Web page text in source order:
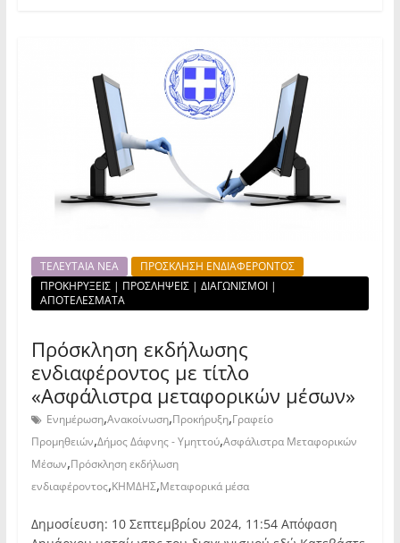
ΤΕΛΕΥΤΑΙΑ ΝΕΑ
ΠΡΟΣΚΛΗΣΗ ΕΝΔΙΑΦΕΡΟΝΤΟΣ
ΠΡΟΚΗΡΥΞΕΙΣ | ΠΡΟΣΛΗΨΕΙΣ | ΔΙΑΓΩΝΙΣΜΟΙ |
ΑΠΟΤΕΛΕΣΜΑΤΑ
Πρόσκληση εκδήλωσης
ενδιαφέροντος με τίτλο
«Ασφάλιστρα μεταφορικών μέσων»
Ενημέρωση,Ανακοίνωση,Προκήρυξη,Γραφείο
Προμηθειών,Δήμος Δάφνης - Υμηττού,Ασφάλιστρα Μεταφορικών
Μέσων,Πρόσκληση εκδήλωση
ενδιαφέροντος,ΚΗΜΔΗΣ,Μεταφορικά μέσα
Δημοσίευση: 10 Σεπτεμβρίου 2024, 11:54 Απόφαση